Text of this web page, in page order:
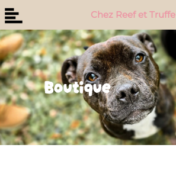
Boutique
Chez Reef et Truffe